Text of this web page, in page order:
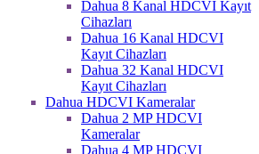
Dahua 8 Kanal HDCVI Kayıt
Cihazları
Dahua 16 Kanal HDCVI
Kayıt Cihazları
Dahua 32 Kanal HDCVI
Kayıt Cihazları
Dahua HDCVI Kameralar
Dahua 2 MP HDCVI
Kameralar
Dahua 4 MP HDCVI